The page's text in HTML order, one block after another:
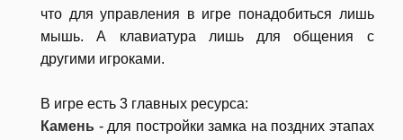
что для управления в игре понадобиться лишь
мышь. А клавиатура лишь для общения с
другими игроками.
В игре есть 3 главных ресурса:
Камень - для постройки замка на поздних этапах